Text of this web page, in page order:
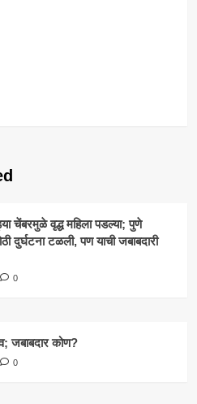
चेंबरमुळे वृद्ध महिला पडल्या; पुणे
दुर्घटना टळली, पण याची जबाबदारी
0
जबाबदार कोण?
0